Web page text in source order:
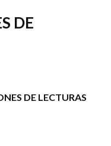
DE
DE LECTURAS